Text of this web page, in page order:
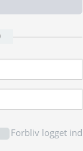
Forbliv logget ind